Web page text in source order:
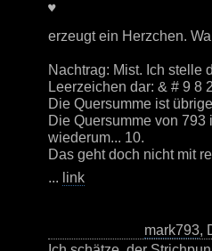
♥
erzeugt ein Herzchen.
Nachtrag: Mist. Ich stelle
Leerzeichen dar: & # 9 8
Die Quersumme ist
Die Quersumme von 793
wiederum... 10.
Das geht doch nicht mit
... link
mark793,